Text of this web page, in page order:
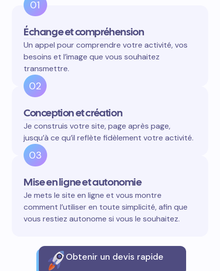
01
Échange et compréhension
Un appel pour comprendre votre activité, vos
besoins et l’image que vous souhaitez
transmettre.
02
Conception et création
Je construis votre site, page après page,
jusqu’à ce qu’il reflète fidèlement votre activité.
03
Mise en ligne et autonomie
Je mets le site en ligne et vous montre
comment l’utiliser en toute simplicité, afin que
vous restiez autonome si vous le souhaitez.
Obtenir un devis rapide